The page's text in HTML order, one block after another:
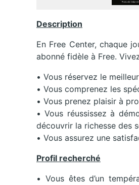
Description
En Free Center, chaque
abonné fidèle à Free.
• Vous réservez le
• Vous comprenez les
• Vous prenez plaisir à
• Vous réussissez à
découvrir la richesse des
• Vous assurez une
Profil recherché
• Vous êtes d’un